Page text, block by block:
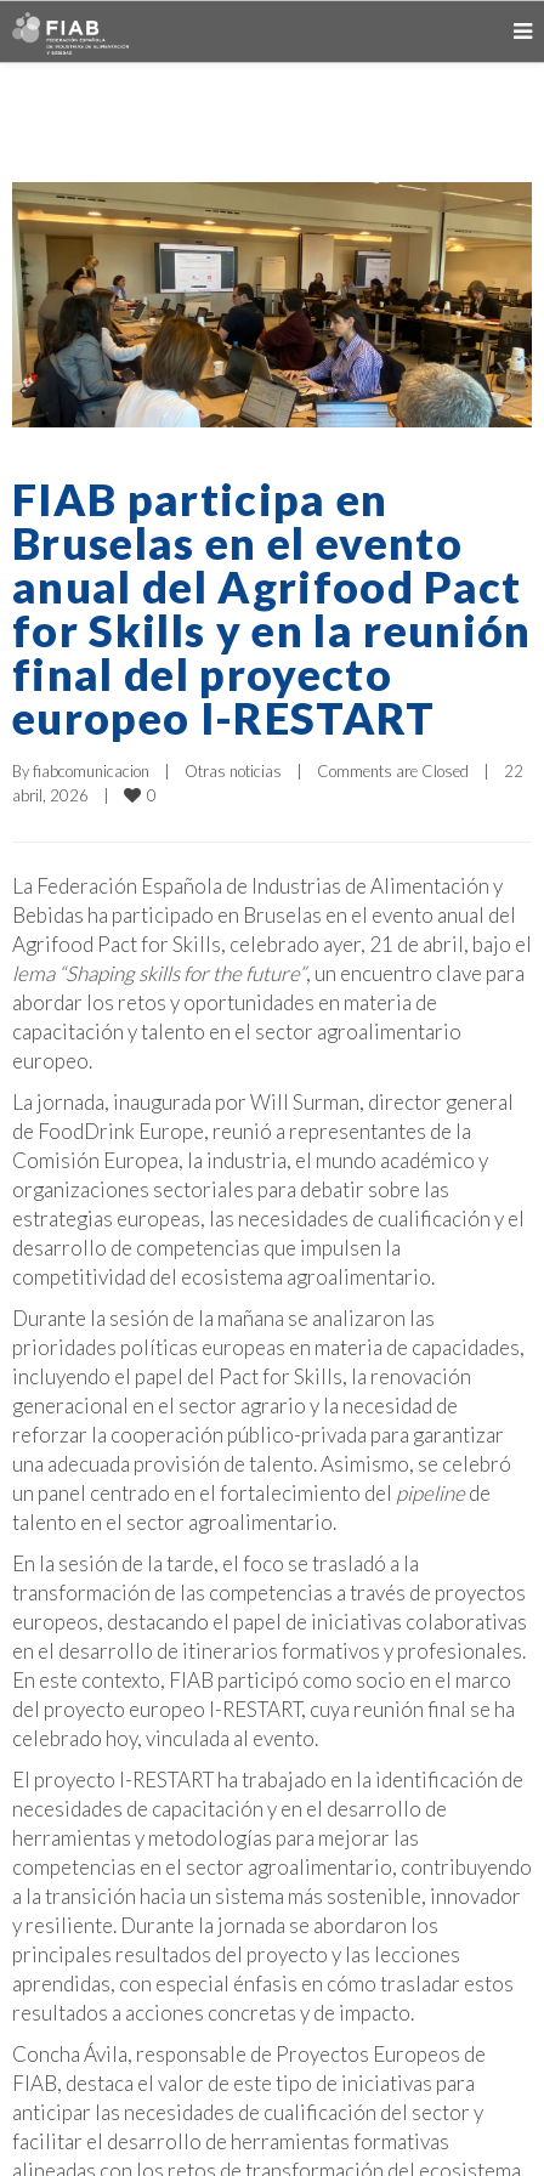
FIAB participa en
Bruselas en el evento
anual del Agrifood Pact
for Skills y en la reunión
final del proyecto
europeo I-RESTART
By fiabcomunicacion | Otras noticias | Comments are Closed |
22
abril, 2026
| 0
La Federación Española de Industrias de Alimentación y
Bebidas ha participado en Bruselas en el evento anual del
Agrifood Pact for Skills, celebrado ayer, 21 de abril, bajo el
lema “Shaping skills for the future”, un encuentro clave para
abordar los retos y oportunidades en materia de
capacitación y talento en el sector agroalimentario
europeo.
La jornada, inaugurada por Will Surman, director general
de FoodDrink Europe, reunió a representantes de la
Comisión Europea, la industria, el mundo académico y
organizaciones sectoriales para debatir sobre las
estrategias europeas, las necesidades de cualificación y el
desarrollo de competencias que impulsen la
competitividad del ecosistema agroalimentario.
Durante la sesión de la mañana se analizaron las
prioridades políticas europeas en materia de capacidades,
incluyendo el papel del Pact for Skills, la renovación
generacional en el sector agrario y la necesidad de
reforzar la cooperación público-privada para garantizar
una adecuada provisión de talento. Asimismo, se celebró
un panel centrado en el fortalecimiento del pipelinede
talento en el sector agroalimentario.
En la sesión de la tarde, el foco se trasladó a la
transformación de las competencias a través de proyectos
europeos, destacando el papel de iniciativas colaborativas
en el desarrollo de itinerarios formativos y profesionales.
En este contexto, FIAB participó como socio en el marco
del proyecto europeo I-RESTART, cuya reunión final se ha
celebrado hoy, vinculada al evento.
El proyecto I-RESTART ha trabajado en la identificación de
necesidades de capacitación y en el desarrollo de
herramientas y metodologías para mejorar las
competencias en el sector agroalimentario, contribuyendo
a la transición hacia un sistema más sostenible, innovador
y resiliente. Durante la jornada se abordaron los
principales resultados del proyecto y las lecciones
aprendidas, con especial énfasis en cómo trasladar estos
resultados a acciones concretas y de impacto.
Concha Ávila, responsable de Proyectos Europeos de
FIAB, destaca el valor de este tipo de iniciativas para
anticipar las necesidades de cualificación del sector y
facilitar el desarrollo de herramientas formativas
alineadas con los retos de transformación del ecosistema